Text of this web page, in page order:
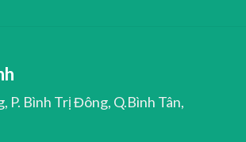
P. Bình Trị Đông, Q.Bình Tân,